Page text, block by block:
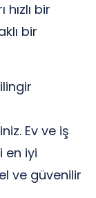
bir
bir
Ev ve iş
en iyi
ve güvenilir